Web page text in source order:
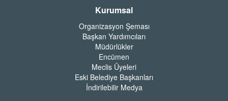
Kurumsal
Organizasyon Şeması
Başkan Yardımcıları
Müdürlükler
Encümen
Meclis Üyeleri
Eski Belediye Başkanları
İndirilebilir Medya